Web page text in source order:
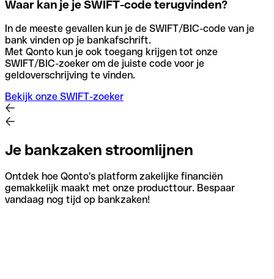
Waar kan je je SWIFT-code terugvinden?
In de meeste gevallen kun je de SWIFT/BIC-code van je
bank vinden op je bankafschrift.
Met Qonto kun je ook toegang krijgen tot onze
SWIFT/BIC-zoeker om de juiste code voor je
geldoverschrijving te vinden.
Bekijk onze SWIFT-zoeker
Je bankzaken stroomlijnen
Ontdek hoe Qonto's platform zakelijke financiën
gemakkelijk maakt met onze producttour. Bespaar
vandaag nog tijd op bankzaken!